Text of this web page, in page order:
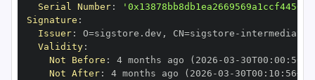
Serial Number:
Signature :
Issuer: O=sigstore.dev , CN=sigstore -
Validity:
Not Before : 4 months ago (2026 -03 - 30T00 : 00 :
Not After: 4 months ago (2026 -03 - 30T00 : 10 : 56+00